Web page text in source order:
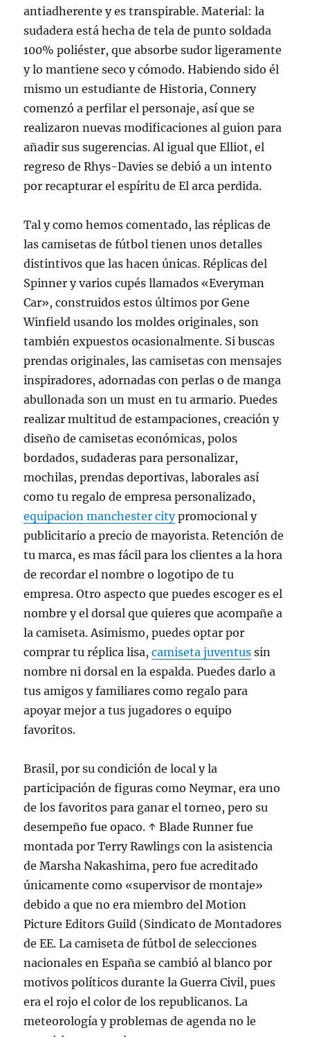
antiadherente y es transpirable. Material: la
sudadera está hecha de tela de punto soldada
100% poliéster, que absorbe sudor ligeramente
y lo mantiene seco y cómodo. Habiendo sido él
mismo un estudiante de Historia, Connery
comenzó a perfilar el personaje, así que se
realizaron nuevas modificaciones al guion para
añadir sus sugerencias. Al igual que Elliot, el
regreso de Rhys-Davies se debió a un intento
por recapturar el espíritu de El arca perdida.
Tal y como hemos comentado, las réplicas de
las camisetas de fútbol tienen unos detalles
distintivos que las hacen únicas. Réplicas del
Spinner y varios cupés llamados «Everyman
Car», construidos estos últimos por Gene
Winfield usando los moldes originales, son
también expuestos ocasionalmente. Si buscas
prendas originales, las camisetas con mensajes
inspiradores, adornadas con perlas o de manga
abullonada son un must en tu armario. Puedes
realizar multitud de estampaciones, creación y
diseño de camisetas económicas, polos
bordados, sudaderas para personalizar,
mochilas, prendas deportivas, laborales así
como tu regalo de empresa personalizado,
equipacion manchester citypromocional y
publicitario a precio de mayorista. Retención de
tu marca, es mas fácil para los clientes a la hora
de recordar el nombre o logotipo de tu
empresa. Otro aspecto que puedes escoger es el
nombre y el dorsal que quieres que acompañe a
la camiseta. Asimismo, puedes optar por
comprar tu réplica lisa,camiseta juventus sin
nombre ni dorsal en la espalda. Puedes darlo a
tus amigos y familiares como regalo para
apoyar mejor a tus jugadores o equipo
favoritos.
Brasil, por su condición de local y la
participación de figuras como Neymar, era uno
de los favoritos para ganar el torneo, pero su
desempeño fue opaco. ↑ Blade Runner fue
montada por Terry Rawlings con la asistencia
de Marsha Nakashima, pero fue acreditado
únicamente como «supervisor de montaje»
debido a que no era miembro del Motion
Picture Editors Guild (Sindicato de Montadores
de EE. La camiseta de fútbol de selecciones
nacionales en España se cambió al blanco por
motivos políticos durante la Guerra Civil, pues
era el rojo el color de los republicanos. La
meteorología y problemas de agenda no le